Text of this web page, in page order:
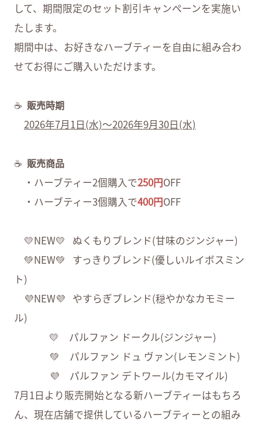
して、期間限定のセット割引キャンペーンを実施い
たします。
期間中は、お好きなハーブティーを自由に組み合わ
せてお得にご購入いただけます。
☕ 販売時期
2026年7月1日(水)～2026年9月30日(水)
☕ 販売商品
・ハーブティー2個購入で250円OFF
・ハーブティー3個購入で400円OFF
💛NEW💛 ぬくもりブレンド(甘味のジンジャー)
💚NEW💚 すっきりブレンド(優しいルイボスミン
ト)
💜NEW💜 やすらぎブレンド(穏やかなカモミー
ル)
💛 パルファン ドークル(ジンジャー)
💚 パルファン ドュ ヴァン(レモンミント)
💜 パルファン デトワール(カモマイル)
7月1日より販売開始となる新ハーブティーはもちろ
ん、現在店舗で提供しているハーブティーとの組み